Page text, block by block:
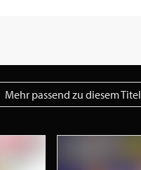
Mehr passend zu diesem Titel